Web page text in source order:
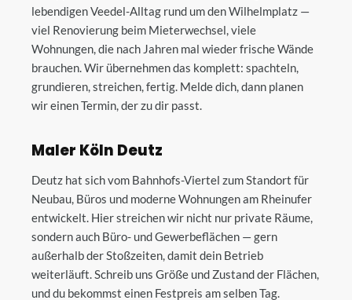
lebendigen Veedel-Alltag rund um den Wilhelmplatz —
viel Renovierung beim Mieterwechsel, viele
Wohnungen, die nach Jahren mal wieder frische Wände
brauchen. Wir übernehmen das komplett: spachteln,
grundieren, streichen, fertig. Melde dich, dann planen
wir einen Termin, der zu dir passt.
Maler Köln Deutz
Deutz hat sich vom Bahnhofs-Viertel zum Standort für
Neubau, Büros und moderne Wohnungen am Rheinufer
entwickelt. Hier streichen wir nicht nur private Räume,
sondern auch Büro- und Gewerbeflächen — gern
außerhalb der Stoßzeiten, damit dein Betrieb
weiterläuft. Schreib uns Größe und Zustand der Flächen,
und du bekommst einen Festpreis am selben Tag.